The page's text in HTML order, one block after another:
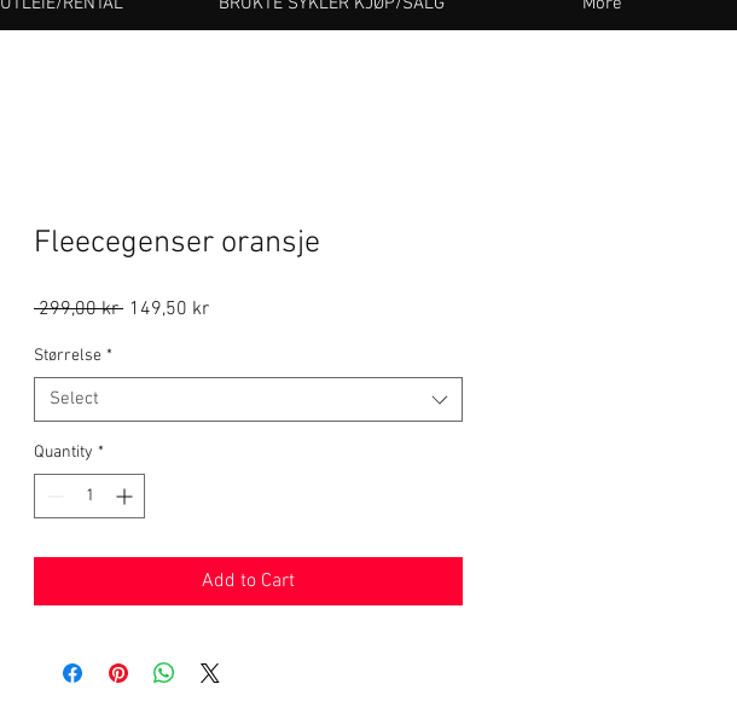
Fleecegenser oransje
299,00 kr Regular
149,50 krSale
Størrelse *
Select
Quantity *
Add to Cart